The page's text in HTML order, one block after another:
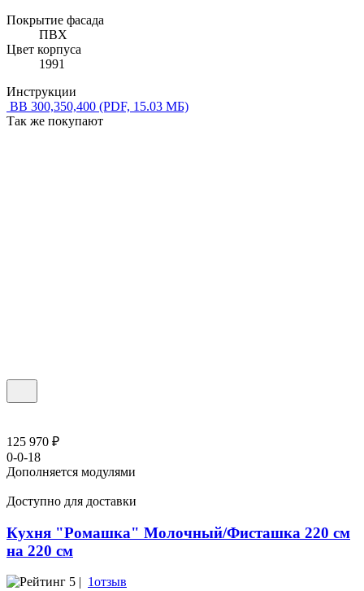
Покрытие фасада
ПВХ
Цвет корпуса
1991
Инструкции
ВВ 300,350,400 (PDF, 15.03 МБ)
Так же покупают
125 970 ₽
0-0-18
Дополняется модулями
Доступно для доставки
Кухня "Ромашка" Молочный/Фисташка 220 см
на 220 см
5 | 1отзыв